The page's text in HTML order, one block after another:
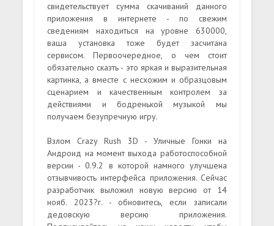
свидетельствует сумма скачиваний данного
приложения в интернете - по свежим
сведениям находиться на уровне 630000,
ваша установка тоже будет засчитана
сервисом. Первоочередное, о чем стоит
обязательно сказть - это яркая и выразительная
картинка, а вместе с несхожим и образцовым
сценарием и качественным контролем за
действиями и бодренькой музыкой мы
получаем безупречную игру.
Взлом Crazy Rush 3D - Уличные Гонки на
Андроид на момент выхода работоспособной
версии - 0.9.2 в которой намного улучшена
отзывчивость интерфейса приложения. Сейчас
разработчик выложил новую версию от 14
нояб. 2023?г. - обновитесь, если записали
дедовскую версию приложения.